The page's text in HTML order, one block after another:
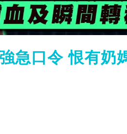
急口令 恨有奶